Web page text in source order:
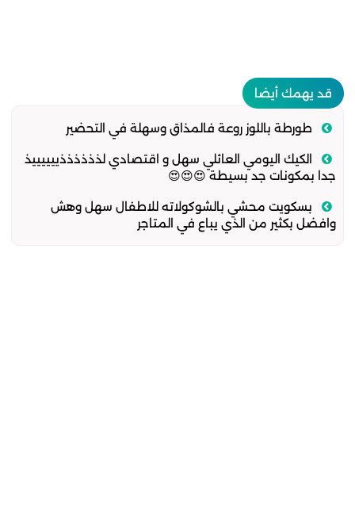
قد يهمك أيضا
طورطة باللوز روعة فالمذاق وسهلة في التحضير
الكيك اليومي العائلي سهل و اقتصادي لذذذذذذييييييذ
جدا بمكونات جد بسيطة 😍😍😍
بسكويت محشي بالشوكولاته للاطفال سهل وهش
وافضل بكثير من الذي يباع في المتاجر